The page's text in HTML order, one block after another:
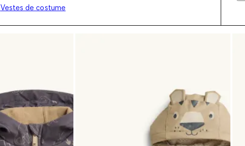
Vestes de costume